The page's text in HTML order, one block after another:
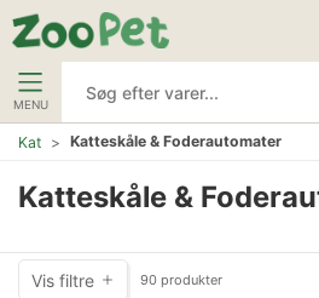
MENU
Kat Katteskåle & Foderautomater
Katteskåle &
Vis filtre 90 produkter